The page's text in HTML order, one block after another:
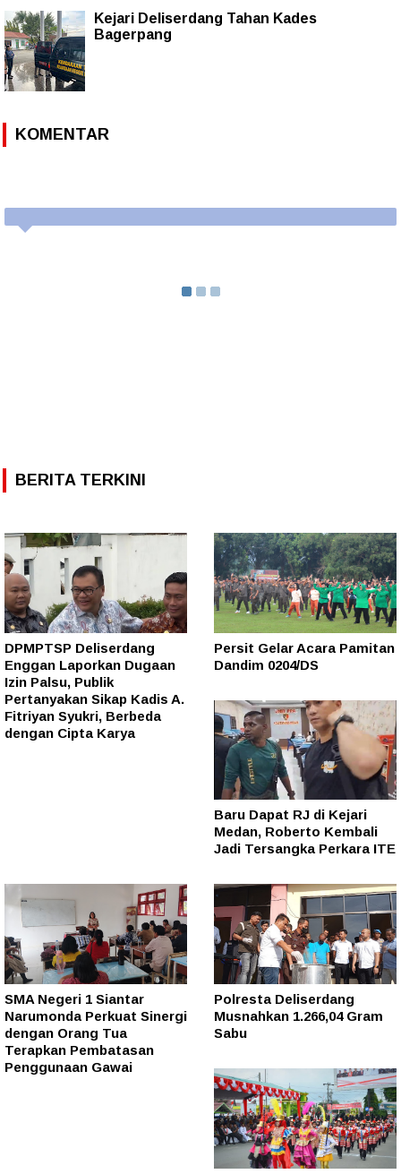
Kejari Deliserdang Tahan Kades
Bagerpang
KOMENTAR
BERITA TERKINI
DPMPTSP Deliserdang
Enggan Laporkan Dugaan
Izin Palsu, Publik
Pertanyakan Sikap Kadis A.
Fitriyan Syukri, Berbeda
dengan Cipta Karya
Persit Gelar Acara Pamitan
Dandim 0204/DS
Baru Dapat RJ di Kejari
Medan, Roberto Kembali
Jadi Tersangka Perkara ITE
SMA Negeri 1 Siantar
Narumonda Perkuat Sinergi
dengan Orang Tua
Terapkan Pembatasan
Penggunaan Gawai
Polresta Deliserdang
Musnahkan 1.266,04 Gram
Sabu